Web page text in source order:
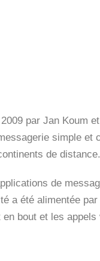
par Jan Koum
simple et
de distance.
de
a été alimentée
bout et les appels